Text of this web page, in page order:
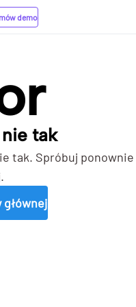
demo
nie tak
tak. Spróbuj ponownie